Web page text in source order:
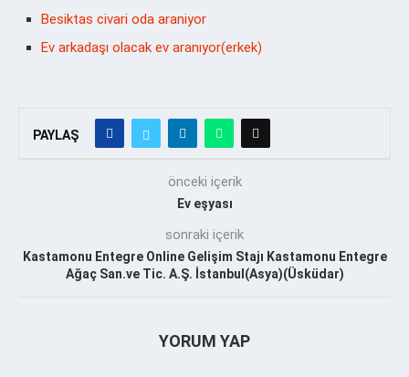
Besiktas civari oda araniyor
Ev arkadaşı olacak ev aranıyor(erkek)
PAYLAŞ
önceki içerik
Ev eşyası
sonraki içerik
Kastamonu Entegre Online Gelişim Stajı Kastamonu Entegre
Ağaç San.ve Tic. A.Ş. İstanbul(Asya)(Üsküdar)
YORUM YAP